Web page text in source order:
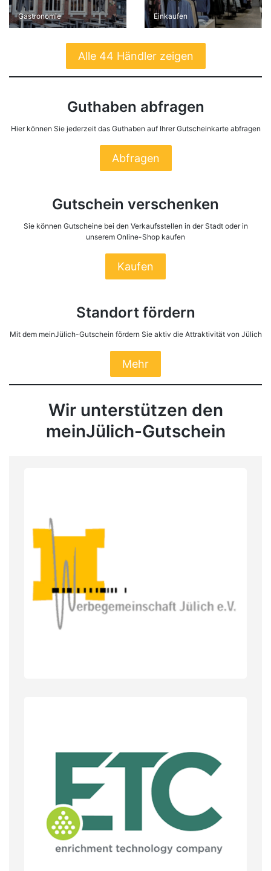
Gastronomie Einkaufen
Alle 44 Händler zeigen
Guthaben abfragen
Hier können Sie jederzeit das Guthaben auf Ihrer Gutscheinkarte abfragen
Abfragen
Gutschein verschenken
Sie können Gutscheine bei den Verkaufsstellen in der Stadt oder in
unserem Online-Shop kaufen
Kaufen
Standort fördern
Mit dem meinJülich-Gutschein fördern Sie aktiv die Attraktivität von Jülich
Mehr
Wir unterstützen den
meinJülich-Gutschein